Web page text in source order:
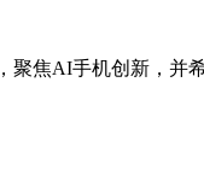
聚焦AI手机创新，